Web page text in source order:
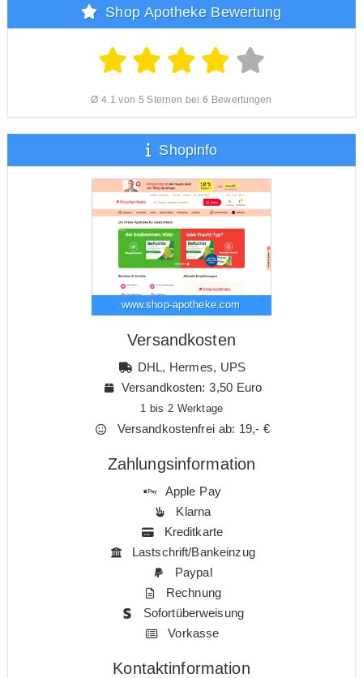
Shop Apotheke Bewertung
Ø 4.1 von 5 Sternen bei 6 Bewertungen
Shopinfo
www.shop-apotheke.com
Versandkosten
DHL, Hermes, UPS
Versandkosten: 3,50 Euro
1 bis 2 Werktage
Versandkostenfrei ab: 19,- €
Zahlungsinformation
Apple Pay
Klarna
Kreditkarte
Lastschrift/Bankeinzug
Paypal
Rechnung
Sofortüberweisung
Vorkasse
Kontaktinformation